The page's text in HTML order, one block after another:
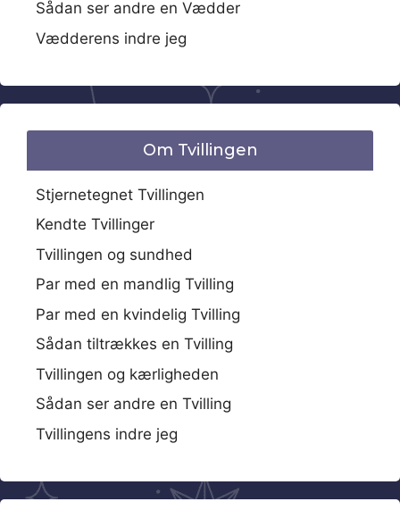
Sådan ser andre en Vædder
Vædderens indre jeg
Om Tvillingen
Stjernetegnet Tvillingen
Kendte Tvillinger
Tvillingen og sundhed
Par med en mandlig Tvilling
Par med en kvindelig Tvilling
Sådan tiltrækkes en Tvilling
Tvillingen og kærligheden
Sådan ser andre en Tvilling
Tvillingens indre jeg